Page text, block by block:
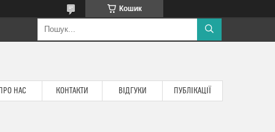
Кошик
НАС КОНТАКТИ ВІДГУКИ ПУБЛІКАЦІЇ